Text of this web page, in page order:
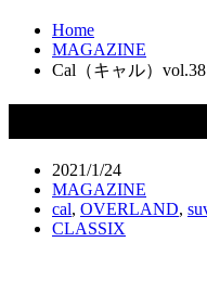
Home
MAGAZINE
Cal（キャル）
2021/1/24
MAGAZINE
cal, OVERLAND,
CLASSIX